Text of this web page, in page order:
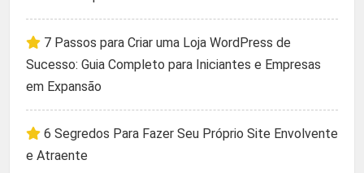
7 Passos para Criar uma Loja WordPress de
Sucesso: Guia Completo para Iniciantes e Empresas
em Expansão
6 Segredos Para Fazer Seu Próprio Site Envolvente
e Atraente